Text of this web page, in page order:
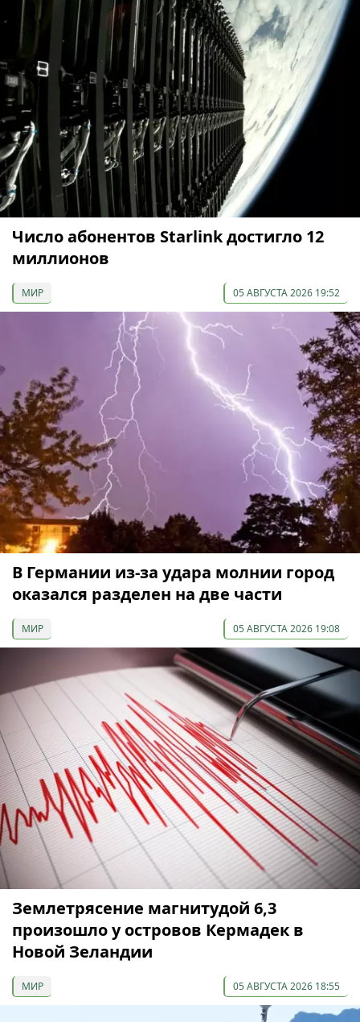
Число абонентов Starlink достигло 12
миллионов
МИР 05 АВГУСТА 2026 19:52
В Германии из-за удара молнии город
оказался разделен на две части
МИР 05 АВГУСТА 2026 19:08
Землетрясение магнитудой 6,3
произошло у островов Кермадек в
Новой Зеландии
МИР 05 АВГУСТА 2026 18:55